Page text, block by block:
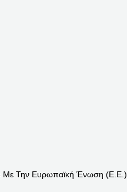
Με Την Ευρωπαϊκή Ένωση (Ε.Ε.).